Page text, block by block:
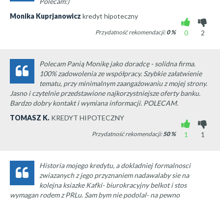
Monika Kuprjanowicz kredyt hipoteczny
0
2
Przydatność rekomendacji:0%
Polecam Panią Monikę jako doradcę - solidna firma.
100% zadowolenia ze współpracy. Szybkie załatwienie
tematu, przy minimalnym zaangażowaniu z mojej strony.
Jasno i czytelnie przedstawione najkorzystniejsze oferty banku.
Bardzo dobry kontakt i wymiana informacji. POLECAM.
TOMASZ K. KREDYT HIPOTECZNY
1
1
Przydatność rekomendacji:50%
Historia mojego kredytu, a dokladniej formalnosci
zwiazanych z jego przyznaniem nadawalaby sie na
kolejna ksiazke Kafki- biurokracyjny belkot i stos
wymagan rodem z PRLu. Sam bym nie podolal- na pewno